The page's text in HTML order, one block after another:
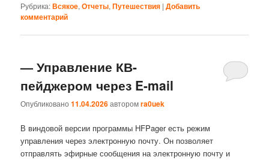
Рубрика:Всякое,Отчеты,Путешествия |Добавить
комментарий
— Управление КВ-
пейджером через E-mail
Опубликовано11.04.2026авторомra0uek
В виндовой версии программы HFPager есть режим
управления через электронную почту. Он позволяет
отправлять эфирные сообщения на электронную почту и